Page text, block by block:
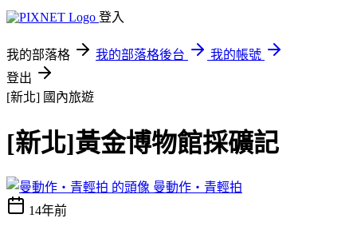
登入
我的部落格 我的部落格後台
我的帳號
登出
[新北] 國內旅遊
[新北]黃金博物館採礦記
曼動作‧青輕拍
14年前